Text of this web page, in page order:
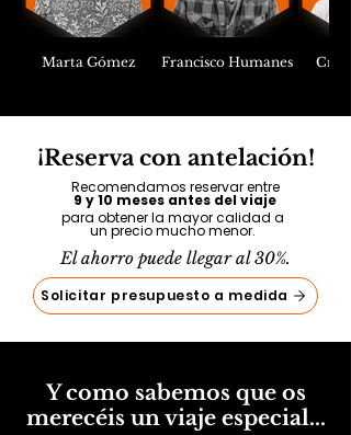
Marta Gómez Francisco Humanes
¡Reserva con antelación!
Recomendamos reservar entre
9 y 10 meses antes del viaje
para obtener la mayor calidad a
un precio mucho menor.
El ahorro puede llegar al 30%.
Solicitar presupuesto a medida
Y como sabemos que os
merecéis un viaje especial...